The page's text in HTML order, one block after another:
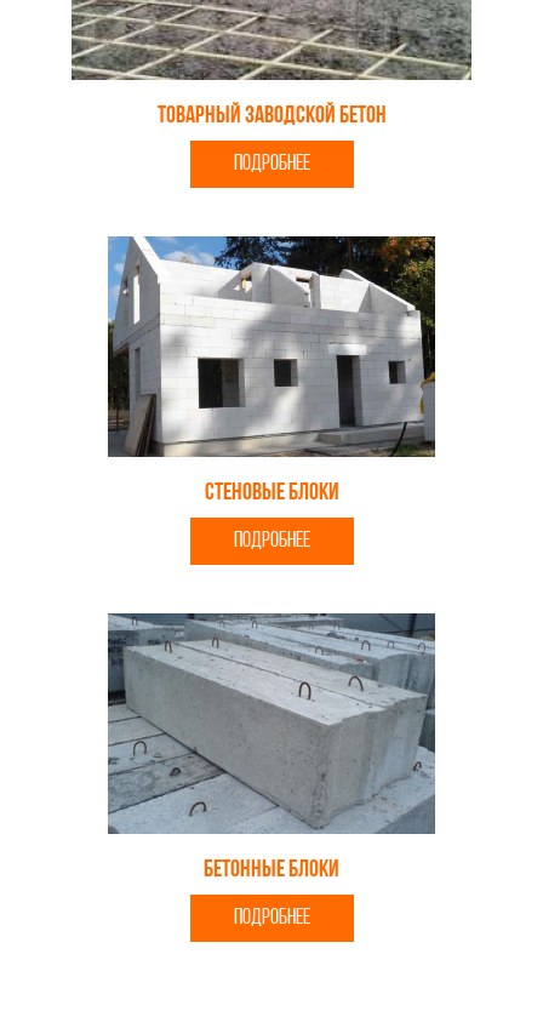
Товарный заводской бетон
ПОДРОБНЕЕ
Стеновые блоки
ПОДРОБНЕЕ
Бетонные блоки
ПОДРОБНЕЕ